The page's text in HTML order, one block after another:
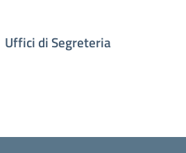
Uffici di Segreteria